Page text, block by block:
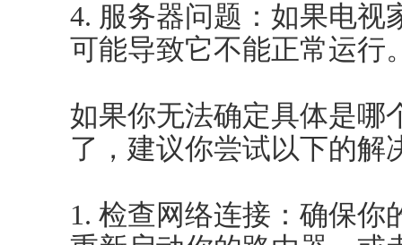
4. 服务器问题：如果电视
可能导致它不能正常运行
如果你无法确定具体是哪
了，建议你尝试以下的解
1. 检查网络连接：确保你